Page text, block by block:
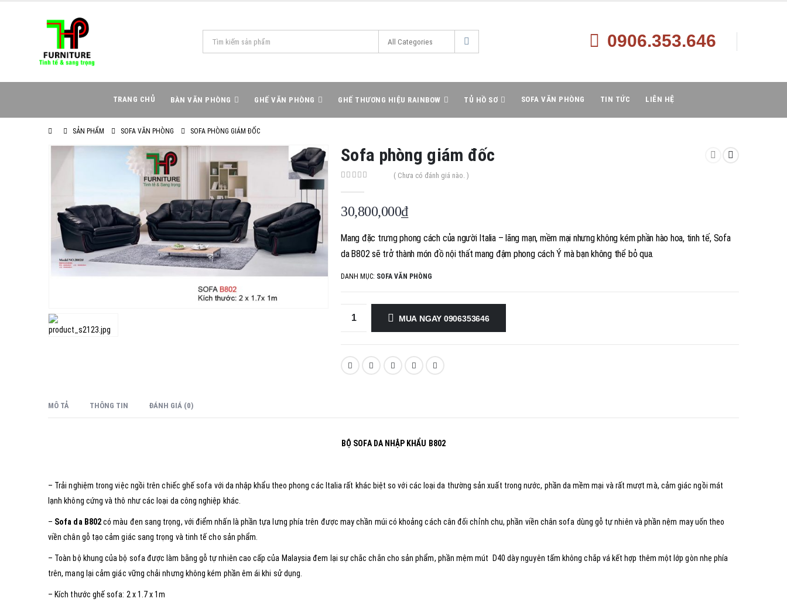
0906.353.646
TRANG CHỦ BÀN VĂN PHÒNG GHẾ VĂN PHÒNG GHẾ THƯƠNG HIỆU RAINBOW TỦ HỒ SƠ SOFA VĂN PHÒNG TIN TỨC LIÊN HỆ
SẢN PHẨM SOFA VĂN PHÒNG SOFA PHÒNG GIÁM ĐỐC
Sofa phòng giám đốc
( Chưa có đánh giá nào. )
30,800,000₫
Mang đặc trưng phong cách của người Italia – lãng mạn, mềm mại nhưng không kém phần hào hoa, tinh tế, Sofa
da B802 sẽ trở thành món đồ nội thất mang đậm phong cách Ý mà bạn không thể bỏ qua.
DANH MỤC: SOFA VĂN PHÒNG
MUA NGAY 0906353646
MÔ TẢ THÔNG TIN ĐÁNH GIÁ (0)
BỘ SOFA DA NHẬP KHẨU B802
– Trải nghiệm trong việc ngồi trên chiếc ghế sofa với da nhập khẩu theo phong các Italia rất khác biệt so với các loại da thường sản xuất trong nước, phần da mềm mại và rất mượt mà, cảm giác ngồi mát
lạnh không cứng và thô như các loại da công nghiệp khác.
– Sofa da B802có màu đen sang trọng, với điểm nhấn là phần tựa lưng phía trên được may chần múi có khoảng cách cân đối chỉnh chu, phần viền chân sofa dùng gỗ tự nhiên và phần nệm may uốn theo
viền chân gỗ tạo cảm giác sang trọng và tinh tế cho sản phẩm.
– Toàn bộ khung của bộ sofa được làm bằng gỗ tự nhiên cao cấp của Malaysia đem lại sự chắc chắn cho sản phẩm, phần mệm mút D40 dày nguyên tấm không chắp vá kết hợp thêm một lớp gòn nhẹ phía
trên, mang lại cảm giác vững chải nhưng không kém phần êm ái khi sử dụng.
– Kích thước ghế sofa: 2 x 1.7 x 1m